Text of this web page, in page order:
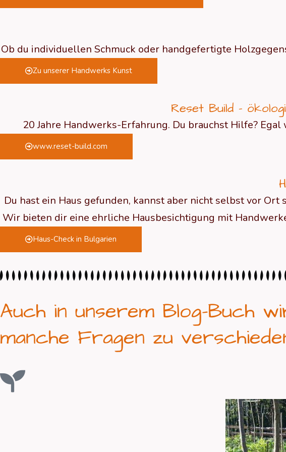
Ob du individuellen Schmuck oder handgefertigte
Zu unserer Handwerks Kunst
Reset Build –
20 Jahre Handwerks-Erfahrung. Du brauchst Hilfe?
www.reset-build.com
Du hast ein Haus gefunden, kannst aber nicht selbst vor Ort
Wir bieten dir eine ehrliche Hausbesichtigung mit
Haus-Check in Bulgarien
Auch in unserem Blog-Buch
manche Fragen zu